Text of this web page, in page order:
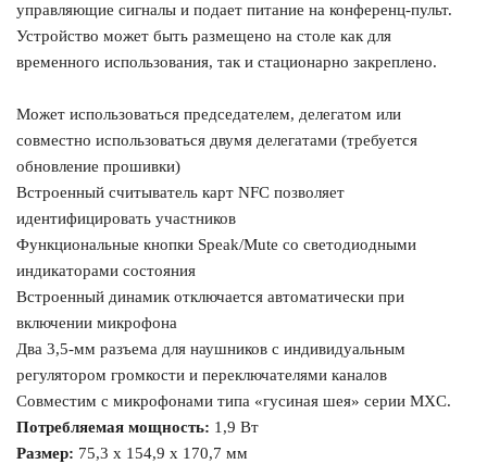
управляющие сигналы и подает питание на конференц-пульт.
Устройство может быть размещено на столе как для
временного использования, так и стационарно закреплено.
Может использоваться председателем, делегатом или
совместно использоваться двумя делегатами (требуется
обновление прошивки)
Встроенный считыватель карт NFC позволяет
идентифицировать участников
Функциональные кнопки Speak/Mute со светодиодными
индикаторами состояния
Встроенный динамик отключается автоматически при
включении микрофона
Два 3,5-мм разъема для наушников с индивидуальным
регулятором громкости и переключателями каналов
Совместим с микрофонами типа «гусиная шея» серии MXC.
Потребляемая мощность: 1,9 Вт
Размер: 75,3 x 154,9 x 170,7 мм